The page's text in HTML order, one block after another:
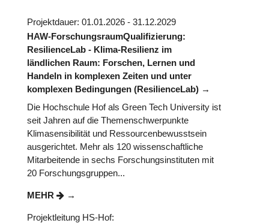
Projektdauer: 01.01.2026 - 31.12.2029
HAW-ForschungsraumQualifizierung:
ResilienceLab - Klima-Resilienz im
ländlichen Raum: Forschen, Lernen und
Handeln in komplexen Zeiten und unter
komplexen Bedingungen (ResilienceLab)
Die Hochschule Hof als Green Tech University ist
seit Jahren auf die Themenschwerpunkte
Klimasensibilität und Ressourcenbewusstsein
ausgerichtet. Mehr als 120 wissenschaftliche
Mitarbeitende in sechs Forschungsinstituten mit
20 Forschungsgruppen...
MEHR
Projektleitung HS-Hof: